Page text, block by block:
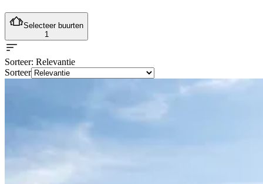
Selecteer buurten
1
Sorteer: Relevantie
Sorteer